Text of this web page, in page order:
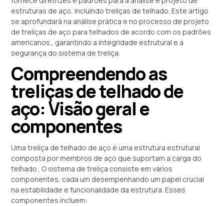
estruturas de aço, incluindo treliças de telhado. Este artigo
se aprofundará na análise prática e no processo de projeto
de treliças de aço para telhados de acordo com os padrões
americanos., garantindo a integridade estrutural e a
segurança do sistema de treliça.
Compreendendo as
treliças de telhado de
aço: Visão geral e
componentes
Uma treliça de telhado de aço é uma estrutura estrutural
composta por membros de aço que suportam a carga do
telhado.. O sistema de treliça consiste em vários
componentes, cada um desempenhando um papel crucial
na estabilidade e funcionalidade da estrutura. Esses
componentes incluem: